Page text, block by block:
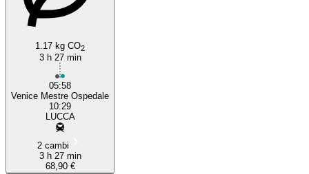
1.17 kg CO2
3 h 27 min
05:58
Venice Mestre Ospedale
10:29
LUCCA
2 cambi
3 h 27 min
68,90 €